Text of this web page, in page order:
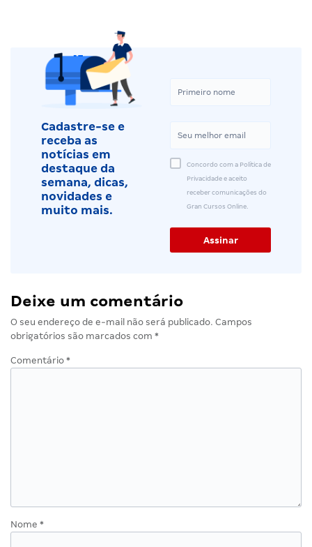
Cadastre-se e
receba as
notícias em
destaque da
semana, dicas,
novidades e
muito mais.
Concordo com a Política de
Privacidade e aceito
receber comunicações do
Gran Cursos Online.
Deixe um comentário
O seu endereço de e-mail não será publicado. Campos
obrigatórios são marcados com *
Comentário *
Nome *